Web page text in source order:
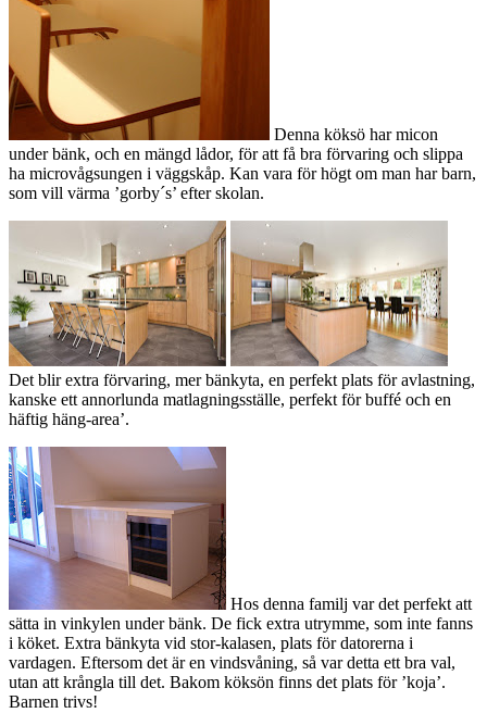
Denna köksö har micon
under bänk, och en mängd lådor, för att få bra förvaring och slippa
ha microvågsungen i väggskåp. Kan vara för högt om man har barn,
som vill värma ’gorby´s’ efter skolan.
Det blir extra förvaring, mer bänkyta, en perfekt plats för avlastning,
kanske ett annorlunda matlagningsställe, perfekt för buffé och en
häftig häng-area’.
Hos denna familj var det perfekt att
sätta in vinkylen under bänk. De fick extra utrymme, som inte fanns
i köket. Extra bänkyta vid stor-kalasen, plats för datorerna i
vardagen. Eftersom det är en vindsvåning, så var detta ett bra val,
utan att krångla till det. Bakom köksön finns det plats för ’koja’.
Barnen trivs!